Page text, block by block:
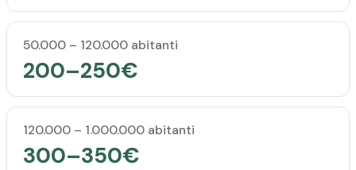
50.000 – 120.000 abitanti
200–250€
120.000 – 1.000.000 abitanti
300–350€